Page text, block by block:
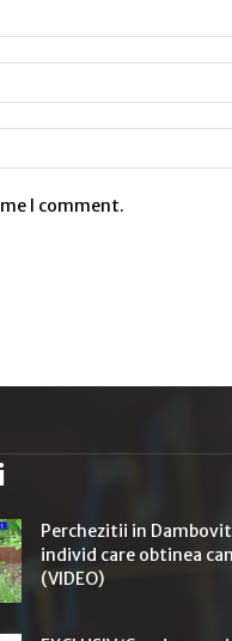
I comment.
Perchezitii in
individ care obtinea
(VIDEO)